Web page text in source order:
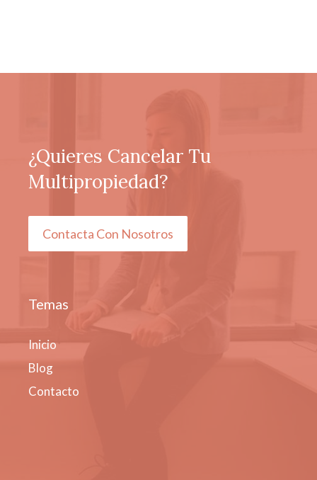
¿Quieres Cancelar Tu
Multipropiedad?
Contacta Con Nosotros
Temas
Inicio
Blog
Contacto